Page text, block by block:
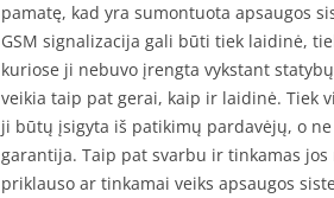
pamatę, kad yra sumontuota apsaugos
GSM signalizacija gali būti tiek laidinė,
kuriose ji nebuvo įrengta vykstant
veikia taip pat gerai, kaip ir laidinė. Tiek
ji būtų įsigyta iš patikimų pardavėjų, o
garantija. Taip pat svarbu ir tinkamas
priklauso ar tinkamai veiks apsaugos